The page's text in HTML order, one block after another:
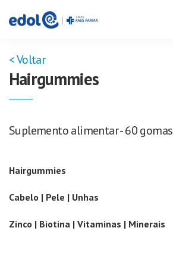
< Voltar
Hairgummies
Suplemento alimentar - 60 gomas
Hairgummies
Cabelo | Pele | Unhas
Zinco | Biotina | Vitaminas | Minerais